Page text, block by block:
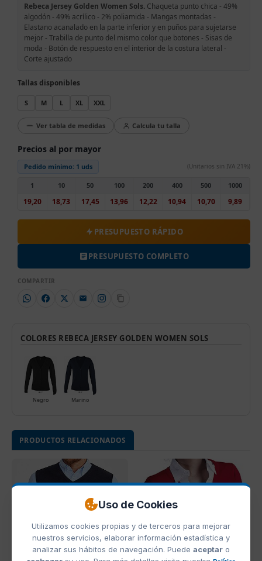
Uso de Cookies
Utilizamos cookies propias y de terceros para mejorar
nuestros servicios, elaborar información estadística y
analizar sus hábitos de navegación. Puede aceptar o
Rebeca Jersey Golden Women Sols. Chaqueta punto chica - 49%
algodón - 49% acrílico - 2% poliamida - Mangas montadas -
Elastano acanalado en la parte inferior y en puños para sujetarse
mejor - Trabilla de punto del mismo color que botones - Sisas de
moda - Botón de respuesto en el interior de la costura lateral -
Corte ajustado
Tallas disponibles
S M L XL XXL
Ver tabla de medidas Calcula tu talla
Precios al por mayor
Pedido mínimo: 1 uds (Unitarios sin IVA 21%)
1
19,20
10
18,73
50
17,45
100
13,96
200
12,22
400
10,94
500
10,70
1000
9,89
PRESUPUESTO RÁPIDO
PRESUPUESTO COMPLETO
COMPARTIR
COLORES REBECA JERSEY GOLDEN WOMEN SOLS
Negro Marino
PRODUCTOS RELACIONADOS